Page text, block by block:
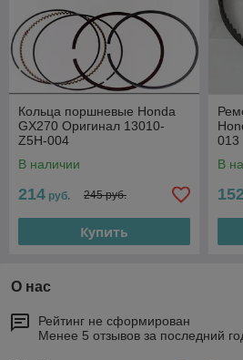
Кольца поршневые Honda
GX270 Oригинал 13010-
Z5H-004
В наличии
214 руб. 245 руб.
Купить
013
В
О нас
Рейтинг не сформирован
Менее 5 отзывов за последний